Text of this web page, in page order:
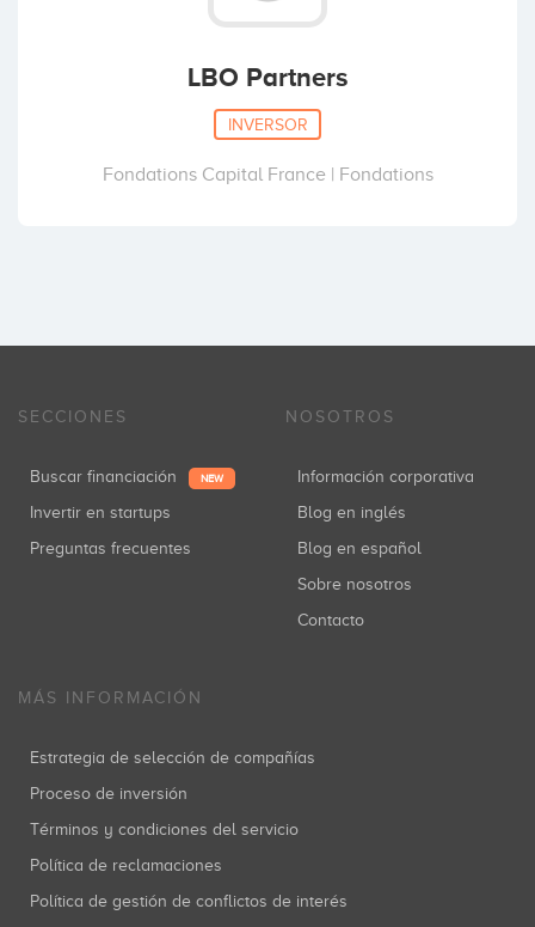
LBO Partners
INVERSOR
Fondations Capital France | Fondations
SECCIONES
Buscar financiación NEW
Invertir en startups
Preguntas frecuentes
NOSOTROS
Información corporativa
Blog en inglés
Blog en español
Sobre nosotros
Contacto
MÁS INFORMACIÓN
Estrategia de selección de compañías
Proceso de inversión
Términos y condiciones del servicio
Política de reclamaciones
Política de gestión de conflictos de interés